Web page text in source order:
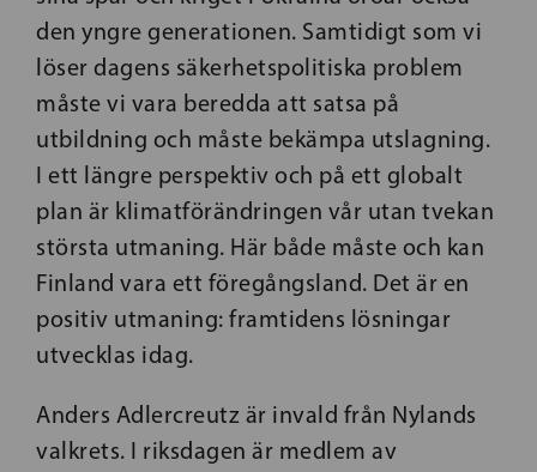
den yngre generationen. Samtidigt som vi
löser dagens säkerhetspolitiska problem
måste vi vara beredda att satsa på
utbildning och måste bekämpa utslagning.
I ett längre perspektiv och på ett globalt
plan är klimatförändringen vår utan tvekan
största utmaning. Här både måste och kan
Finland vara ett föregångsland. Det är en
positiv utmaning: framtidens lösningar
utvecklas idag.
Anders Adlercreutz är invald från Nylands
valkrets. I riksdagen är medlem av